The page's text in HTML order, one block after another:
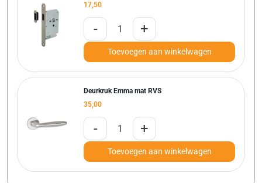
17,50
- +
Toevoegen aan winkelwagen
Deurkruk Emma mat RVS
35,00
- +
Toevoegen aan winkelwagen